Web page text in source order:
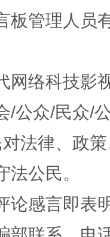
魏明
板管理人员
网络科技影
/公众/民众/
法律、政
公民。
论感言即表